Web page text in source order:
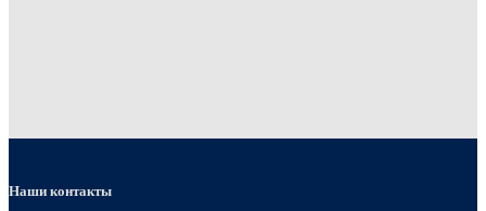
Наши контакты